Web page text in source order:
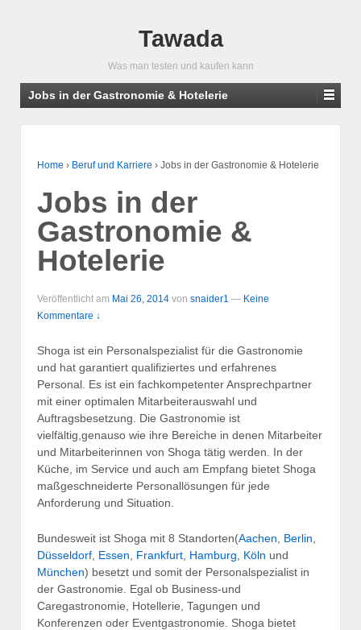
Tawada
Was man testen und kaufen kann
Jobs in der Gastronomie & Hotelerie
Home › Beruf und Karriere › Jobs in der Gastronomie & Hotelerie
Jobs in der
Gastronomie &
Hotelerie
Veröffentlicht am Mai 26, 2014 von snaider1 — Keine
Kommentare ↓
Shoga ist ein Personalspezialist für die Gastronomie
und hat garantiert qualifiziertes und erfahrenes
Personal. Es ist ein fachkompetenter Ansprechpartner
mit einer optimalen Mitarbeiterauswahl und
Auftragsbesetzung. Die Gastronomie ist
vielfältig,genauso wie ihre Bereiche in denen Mitarbeiter
und Mitarbeiterinnen von Shoga tätig werden. In der
Küche, im Service und auch am Empfang bietet Shoga
maßgeschneiderte Personallösungen für jede
Anforderung und Situation.
Bundesweit ist Shoga mit 8 Standorten(Aachen Berlin
Düsseldorf Essen Frankfurt Hamburg Köln und
München) besetzt und somit der Personalspezialist in
der Gastronomie. Egal ob Business-und
Caregastronomie, Hotellerie, Tagungen und
Konferenzen oder Eventgastronomie. Shoga bietet